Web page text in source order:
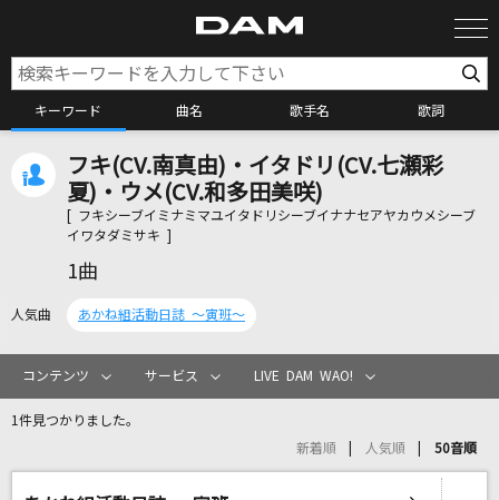
キーワード 曲名 歌手名 歌詞
カラオケ検索
カラオケリクエスト
全国りれき
リアルタイムで歌われている曲の一覧
フキ(CV.南真由)・イタドリ(CV.七瀬彩
夏)・ウメ(CV.和多田美咲)
[ フキシーブイミナミマユイタドリシーブイナナセアヤカウメシーブ
イワタダミサキ ]
1曲
人気曲 あかね組活動日誌 ～寅班～
コンテンツ サービス LIVE DAM WAO!
1件見つかりました。
新着順 人気順 50音順